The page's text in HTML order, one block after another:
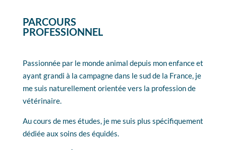
PARCOURS
PROFESSIONNEL
Passionnée par le monde animal depuis mon enfance et
ayant grandi à la campagne dans le sud de la France, je
me suis naturellement orientée vers la profession de
vétérinaire.
Au cours de mes études, je me suis plus spécifiquement
dédiée aux soins des équidés.